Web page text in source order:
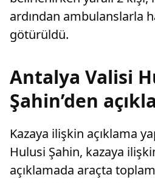
ardından ambulanslarla
götürüldü.
Antalya Valisi
Şahin’den
Kazaya ilişkin açıklama
Hulusi Şahin, kazaya
açıklamada araçta